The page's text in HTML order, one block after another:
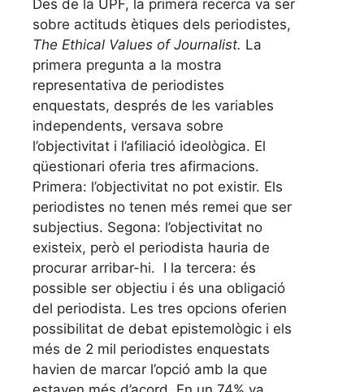
Des de la UPF, la primera recerca va ser
sobre actituds ètiques dels periodistes,
The Ethical Values of Journalist. La
primera pregunta a la mostra
representativa de periodistes
enquestats, després de les variables
independents, versava sobre
l’objectivitat i l’afiliació ideològica. El
qüestionari oferia tres afirmacions.
Primera: l’objectivitat no pot existir. Els
periodistes no tenen més remei que ser
subjectius. Segona: l’objectivitat no
existeix, però el periodista hauria de
procurar arribar-hi. I la tercera: és
possible ser objectiu i és una obligació
del periodista. Les tres opcions oferien
possibilitat de debat epistemològic i els
més de 2 mil periodistes enquestats
havien de marcar l’opció amb la que